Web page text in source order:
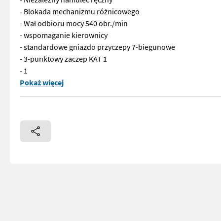
- Blokada mechanizmu różnicowego
- Wał odbioru mocy 540 obr./min
- wspomaganie kierownicy
- standardowe gniazdo przyczepy 7-biegunowe
- 3-punktowy zaczep KAT 1
- 1
Solis Panther 26 HST z kabiną Lokalizacja: 9631 Jenig 7 -
Pokaż więcej